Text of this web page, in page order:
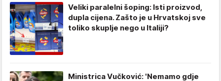
Veliki paralelni šoping: Isti proizvod,
dupla cijena. Zašto je u Hrvatskoj sve
toliko skuplje nego u Italiji?
Ministrica Vučković: 'Nemamo gdje